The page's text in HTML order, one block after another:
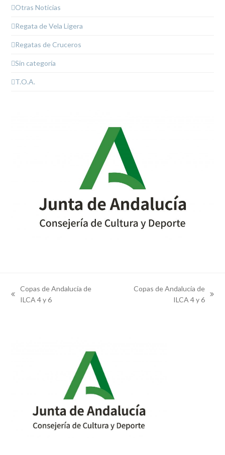
Otras Noticias
Regata de Vela Ligera
Regatas de Cruceros
Sin categoría
T.O.A.
previous
Copas de Andalucía de
ILCA 4 y 6
Copas de Andalucía de
ILCA 4 y 6